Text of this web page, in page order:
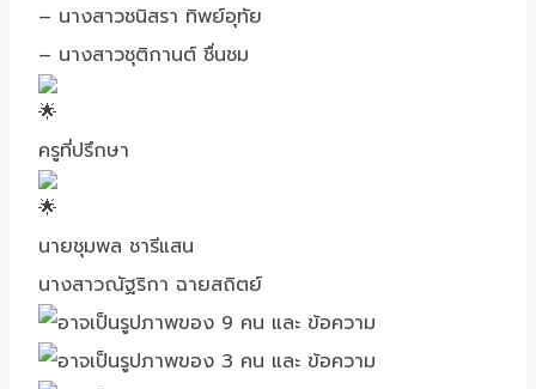
– นางสาวชนิสรา ทิพย์อุทัย
– นางสาวชุติกานต์ ชื่นชม
ครูที่ปรึกษา
นายชุมพล​ ชารีแสน
นางสาวณัฐริกา​ ฉายสถิตย์